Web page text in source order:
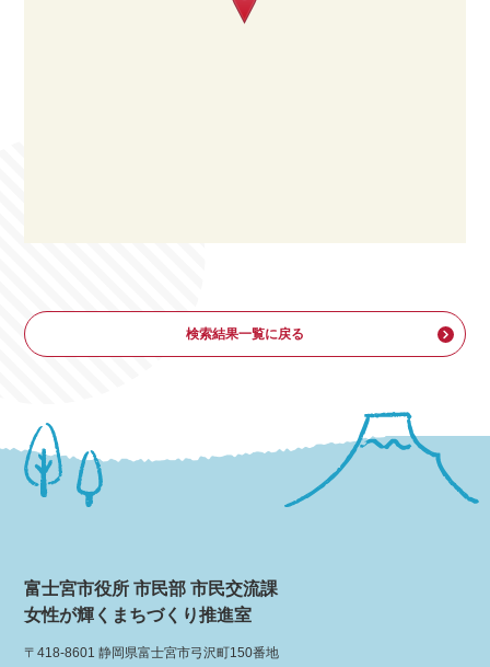
検索結果一覧に戻る
富士宮市役所 市民部 市民交流課
女性が輝くまちづくり推進室
〒418-8601 静岡県富士宮市弓沢町150番地